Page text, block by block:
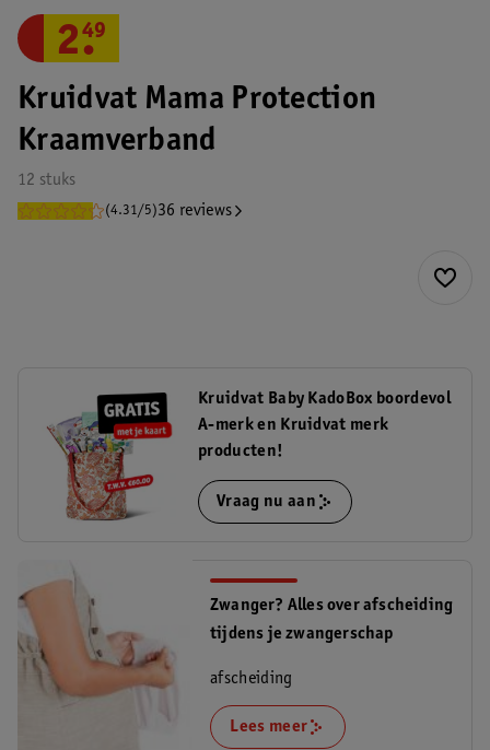
Kruidvat Mama Protection
Kraamverband
12 stuks
(4.31/5)36 reviews
2.
49
Kruidvat Baby KadoBox boordevol
A-merk en Kruidvat merk
producten!
Vraag nu aan
Zwanger? Alles over afscheiding
tijdens je zwangerschap
afscheiding
Lees meer